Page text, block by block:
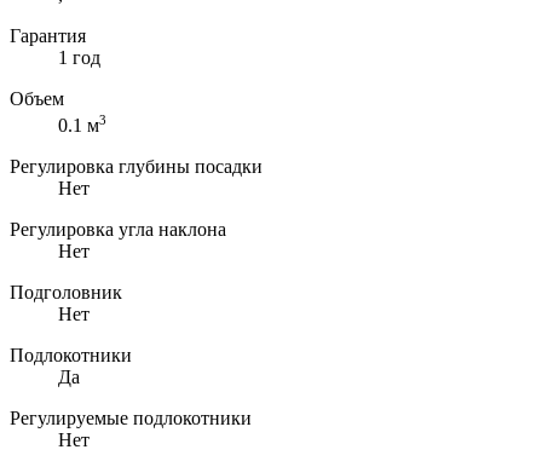
Гарантия
1 год
Объем
0.1 м3
Регулировка глубины посадки
Нет
Регулировка угла наклона
Нет
Подголовник
Нет
Подлокотники
Да
Регулируемые подлокотники
Нет